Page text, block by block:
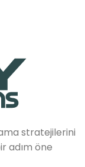
stratejilerini
adım öne